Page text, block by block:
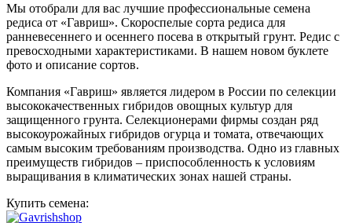
Мы отобрали для вас лучшие профессиональные семена
редиса от «Гавриш». Скороспелые сорта редиса для
ранневесеннего и осеннего посева в открытый грунт. Редис с
превосходными характеристиками. В нашем новом буклете
фото и описание сортов.
Компания «Гавриш» является лидером в России по селекции
высококачественных гибридов овощных культур для
защищенного грунта. Селекционерами фирмы создан ряд
высокоурожайных гибридов огурца и томата, отвечающих
самым высоким требованиям производства. Одно из главных
преимуществ гибридов – приспособленность к условиям
выращивания в климатических зонах нашей страны.
Купить семена: